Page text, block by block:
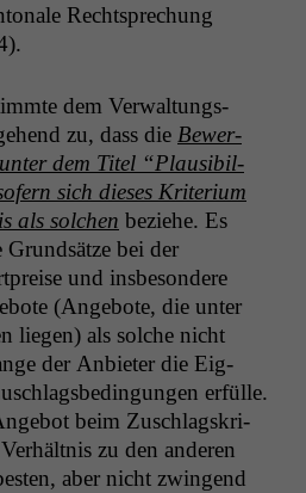
Recht­sprechung
dem Ver­wal­tungs­
zu, dass die Bew­er­
dem Titel “Plau­si­bil­
sich dieses Kri­teri­um
als solchen beziehe. Es
bei der
und ins­beson­dere
(Ange­bote, die unter
liegen) als solche nicht
der Anbi­eter die Eig­
erfülle.
beim Zuschlagskri­
zu den anderen
aber nicht zwin­gend